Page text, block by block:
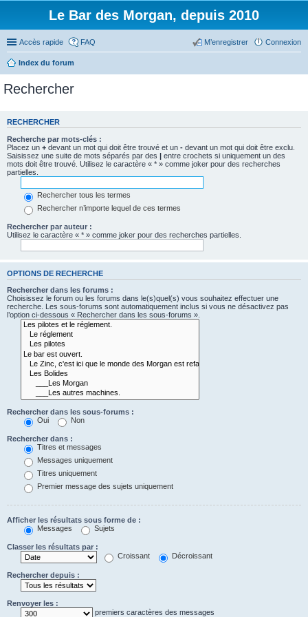
Le Bar des Morgan, depuis 2010
Accès rapide FAQ Connexion
M’enregistrer
Index du forum
Rechercher
RECHERCHER
Recherche par mots-clés :
Placez un + devant un mot qui doit être trouvé et un - devant un mot qui doit être exclu.
Saisissez une suite de mots séparés par des | entre crochets si uniquement un des
mots doit être trouvé. Utilisez le caractère « * » comme joker pour des recherches
partielles.
Rechercher tous les termes
Rechercher n’importe lequel de ces termes
Rechercher par auteur :
Utilisez le caractère « * » comme joker pour des recherches partielles.
OPTIONS DE RECHERCHE
Rechercher dans les forums :
Choisissez le forum ou les forums dans le(s)quel(s) vous souhaitez effectuer une
recherche. Les sous-forums sont automatiquement inclus si vous ne désactivez pas
l’option ci-dessous « Rechercher dans les sous-forums ».
Rechercher dans les sous-forums :
Oui
Non
Rechercher dans :
Titres et messages
Messages uniquement
Titres uniquement
Premier message des sujets uniquement
Afficher les résultats sous forme de :
Messages
Sujets
Classer les résultats par :
Croissant
Décroissant
Rechercher depuis :
Renvoyer les :
premiers caractères des messages